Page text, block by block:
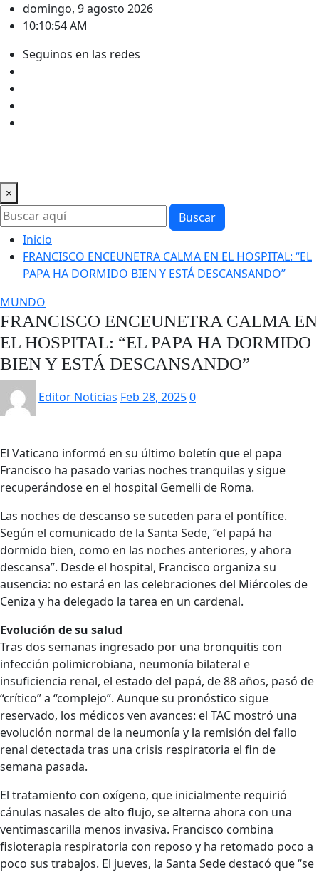
Saltardomingo, 9 agosto 2026
10:10:54 AM
Seguinos en las redes
×
Buscar
Inicio
FRANCISCO ENCEUNETRA CALMA EN EL HOSPITAL: “EL
PAPA HA DORMIDO BIEN Y ESTÁ DESCANSANDO”
MUNDO
FRANCISCO ENCEUNETRA CALMA EN
EL HOSPITAL: “EL PAPA HA DORMIDO
BIEN Y ESTÁ DESCANSANDO”
Editor Noticias Feb 28, 20250
El Vaticano informó en su último boletín que el papa
Francisco ha pasado varias noches tranquilas y sigue
recuperándose en el hospital Gemelli de Roma.
Las noches de descanso se suceden para el pontífice.
Según el comunicado de la Santa Sede, “el papá ha
dormido bien, como en las noches anteriores, y ahora
descansa”. Desde el hospital, Francisco organiza su
ausencia: no estará en las celebraciones del Miércoles de
Ceniza y ha delegado la tarea en un cardenal.
Evolución de su salud
Tras dos semanas ingresado por una bronquitis con
infección polimicrobiana, neumonía bilateral e
insuficiencia renal, el estado del papá, de 88 años, pasó de
“crítico” a “complejo”. Aunque su pronóstico sigue
reservado, los médicos ven avances: el TAC mostró una
evolución normal de la neumonía y la remisión del fallo
renal detectada tras una crisis respiratoria el fin de
semana pasada.
El tratamiento con oxígeno, que inicialmente requirió
cánulas nasales de alto flujo, se alterna ahora con una
ventimascarilla menos invasiva. Francisco combina
fisioterapia respiratoria con reposo y ha retomado poco a
poco sus trabajos. El jueves, la Santa Sede destacó que “se